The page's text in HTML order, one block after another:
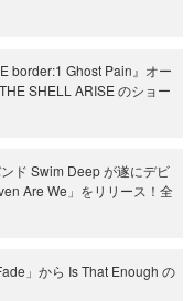
border:1 Ghost Pain』オー
SHELL ARISE のショー
ド Swim Deep が遂にデビ
Are We」をリリース！全
」から Is That Enough の